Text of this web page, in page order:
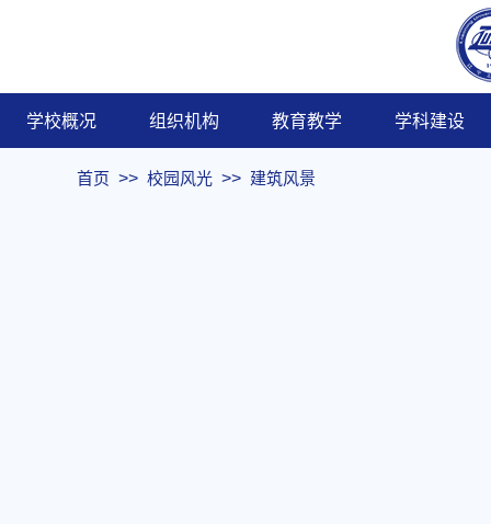
ENGLISH 智慧校园 教务在线
学校概况 组织机构 教育教学 学科建设
首页 >> 校园风光 >> 建筑风景